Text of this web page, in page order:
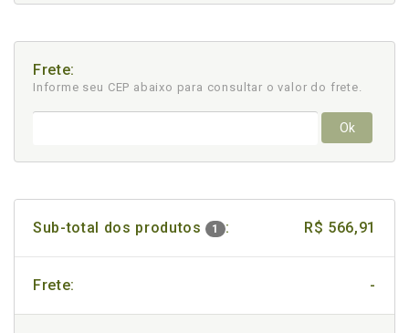
Frete:
Informe seu CEP abaixo para consultar o valor do frete.
Ok
Sub-total dos produtos 1 : R$ 566,91
Frete: -